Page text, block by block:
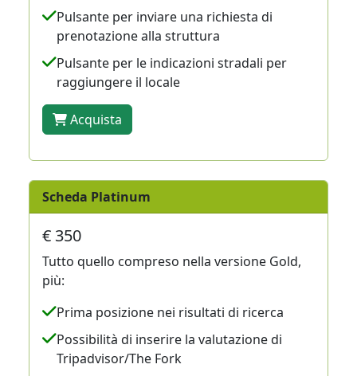
Pulsante per inviare una richiesta di
prenotazione alla struttura
Pulsante per le indicazioni stradali per
raggiungere il locale
Acquista
Scheda Platinum
€ 350
Tutto quello compreso nella versione Gold,
più:
Prima posizione nei risultati di ricerca
Possibilità di inserire la valutazione di
Tripadvisor/The Fork